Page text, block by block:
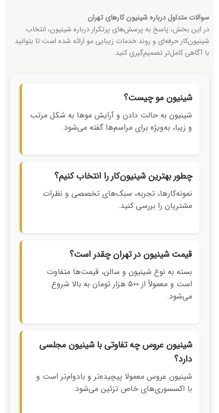
سوالات متداول درباره شینیون کارهای تهران
در این بخش، پاسخ به پرسش‌های پرتکرار درباره شینیون، انتخاب
شینیون‌کار حرفه‌ای و روند خدمات زیبایی مو ارائه شده است تا بتوانید
با آگاهی کامل‌تر تصمیم‌گیری کنید.
شینیون مو چیست؟
شینیون به حالت دادن و آرایش موها به شکل مرتب
و زیبا، به‌ویژه برای مراسم‌ها گفته می‌شود.
چطور بهترین شینیون‌کار را انتخاب کنیم؟
نمونه‌کارها، تجربه، سبک‌های تخصصی و نظرات
مشتریان را بررسی کنید.
قیمت شینیون در تهران چقدر است؟
بسته به نوع شینیون و سالن، قیمت‌ها متفاوت
است و معمولاً از ۵۰۰ هزار تومان به بالا شروع
می‌شود.
شینیون عروس چه تفاوتی با شینیون مجلسی
دارد؟
شینیون عروس معمولا پیچیده‌تر و بادوام‌تر است و
با اکسسوری‌های خاص تزئین می‌شود.